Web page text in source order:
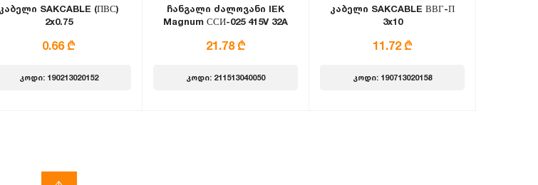
კაბელი SAKCABLE (ПВС)
2x0.75
0.66 ₾
კოდი: 190213020152
ჩანგალი ძალოვანი IEK
Magnum ССИ-025 415V 32A
21.78 ₾
კოდი: 211513040050
კაბელი SAKCABLE ВВГ-П
3x10
11.72 ₾
კოდი: 190713020158